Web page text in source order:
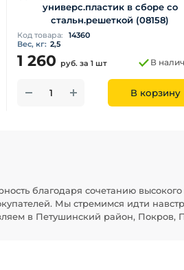
универс.пластик в сборе со
стальн.решеткой (08158)
Код товара:
14360
Вес, кг: 2,5
1 260 руб. за 1 шт В
В корзину
благодаря сочетанию
Мы стремимся идти
в Петушинский район, Покров,